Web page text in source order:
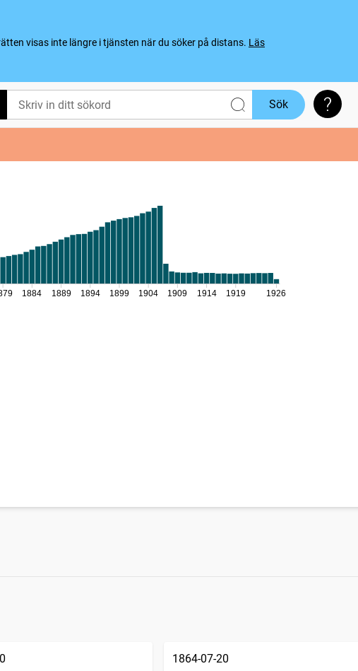
visas inte längre i tjänsten när du söker på distans. Läs
Sök Söktips
1884 1889 1894 1899 1904 1909 1914 1919 1926
1864-07-20